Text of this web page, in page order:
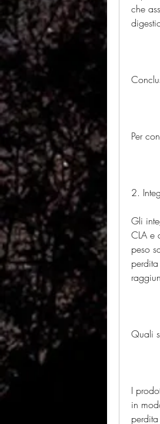
che
Per
2.
Gli
CLA e
peso
Quali
I
in